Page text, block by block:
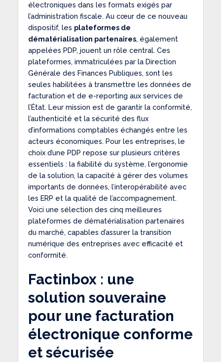
électroniques dans les formats exigés par
l’administration fiscale. Au cœur de ce nouveau
dispositif, les plateformes de
dématérialisation partenaires, également
appelées PDP, jouent un rôle central. Ces
plateformes, immatriculées par la Direction
Générale des Finances Publiques, sont les
seules habilitées à transmettre les données de
facturation et de e-reporting aux services de
l’État. Leur mission est de garantir la conformité,
l’authenticité et la sécurité des flux
d’informations comptables échangés entre les
acteurs économiques. Pour les entreprises, le
choix d’une PDP repose sur plusieurs critères
essentiels : la fiabilité du système, l’ergonomie
de la solution, la capacité à gérer des volumes
importants de données, l’interopérabilité avec
les ERP et la qualité de l’accompagnement.
Voici une sélection des cinq meilleures
plateformes de dématérialisation partenaires
du marché, capables d’assurer la transition
numérique des entreprises avec efficacité et
conformité.
Factinbox : une
solution souveraine
pour une facturation
électronique conforme
et sécurisée